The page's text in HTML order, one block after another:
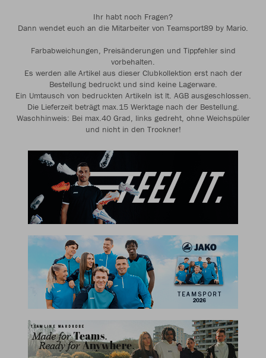
Ihr habt noch Fragen?
Dann wendet euch an die Mitarbeiter von Teamsport89 by Mario.
Farbabweichungen, Preisänderungen und Tippfehler sind
vorbehalten.
Es werden alle Artikel aus dieser Clubkollektion erst nach der
Bestellung bedruckt und sind keine Lagerware.
Ein Umtausch von bedruckten Artikeln ist lt. AGB ausgeschlossen.
Die Lieferzeit beträgt max.15 Werktage nach der Bestellung.
Waschhinweis: Bei max.40 Grad, links gedreht, ohne Weichspüler
und nicht in den Trockner!